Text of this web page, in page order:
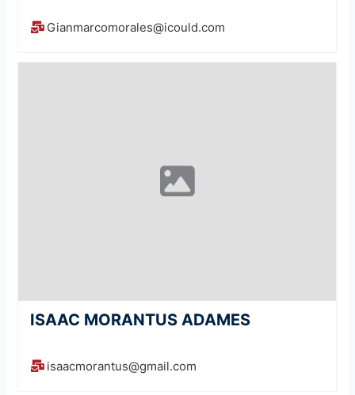
Gianmarcomorales@icould.com
ISAAC MORANTUS ADAMES
isaacmorantus@gmail.com